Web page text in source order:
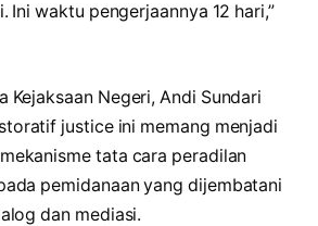
Ini waktu pengerjaannya 12 hari,”
Kejaksaan Negeri, Andi Sundari
justice ini memang menjadi
tata cara peradilan
pemidanaan yang dijembatani
dan mediasi.